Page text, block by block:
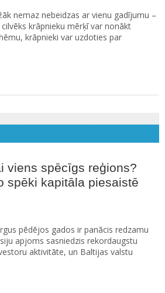
nemaz nebeidzas ar vienu gadījumu –
krāpnieku mērķī var nonākt
krāpnieki var uzdoties par
viens spēcīgs reģions?
spēki kapitāla piesaistē
pēdējos gados ir panācis redzamu
apjoms sasniedzis rekordaugstu
aktivitāte, un Baltijas valstu